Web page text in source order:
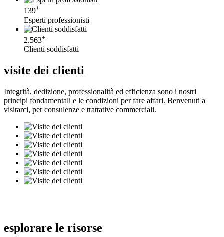
139+
Esperti professionisti
2.563+
Clienti soddisfatti
visite dei clienti
Integrità, dedizione, professionalità ed efficienza sono i nostri
principi fondamentali e le condizioni per fare affari. Benvenuti a
visitarci, per consulenze e trattative commerciali.
esplorare le risorse